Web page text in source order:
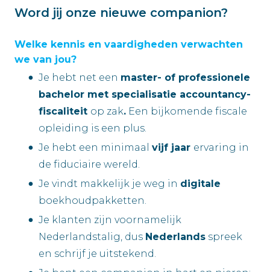
Word jij onze nieuwe companion?
Welke kennis en vaardigheden verwachten
we van jou?
Je hebt net een master- of professionele
bachelor met specialisatie accountancy-
fiscaliteit op zak. Een bijkomende fiscale
opleiding is een plus.
Je hebt een minimaal vijf jaar ervaring in
de fiduciaire wereld.
Je vindt makkelijk je weg in digitale
boekhoudpakketten.
Je klanten zijn voornamelijk
Nederlandstalig, dus Nederlands spreek
en schrijf je uitstekend.